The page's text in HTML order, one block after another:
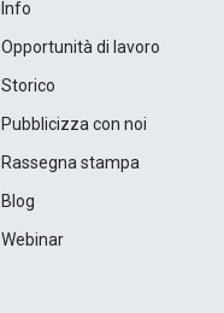
Info
Opportunità di lavoro
Storico
Pubblicizza con noi
Rassegna stampa
Blog
Webinar